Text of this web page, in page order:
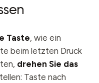
Taste, wie ein
beim letzten Druck
drehen Sie das
Taste nach